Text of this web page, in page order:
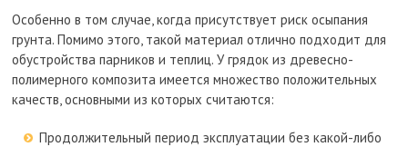
Особенно в том случае, когда присутствует риск осыпания
грунта. Помимо этого, такой материал отлично подходит для
обустройства парников и теплиц. У грядок из древесно-
полимерного композита имеется множество положительных
качеств, основными из которых считаются:
Продолжительный период эксплуатации без какой-либо